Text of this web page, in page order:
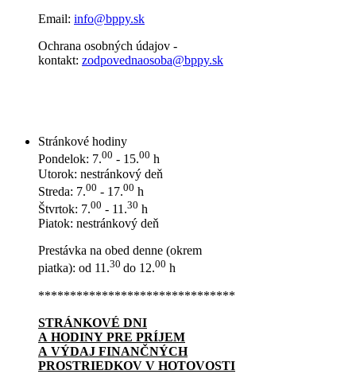
Email: info@bppy.sk
Ochrana osobných údajov -
kontakt: zodpovednaosoba@bppy.sk
Stránkové hodiny
Pondelok: 7.00 - 15.00 h
Utorok: nestránkový deň
Streda: 7.00 - 17.00 h
Štvrtok: 7.00 - 11.30 h
Piatok: nestránkový deň
Prestávka na obed denne (okrem
piatka): od 11.30 do 12.00 h
*******************************
STRÁNKOVÉ DNI
A HODINY PRE PRÍJEM
A VÝDAJ FINANČNÝCH
PROSTRIEDKOV V HOTOVOSTI